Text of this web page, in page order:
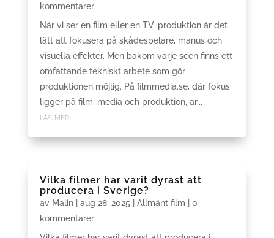
kommentarer
När vi ser en film eller en TV-produktion är det
lätt att fokusera på skådespelare, manus och
visuella effekter. Men bakom varje scen finns ett
omfattande tekniskt arbete som gör
produktionen möjlig. På filmmedia.se, där fokus
ligger på film, media och produktion, är...
läs mer
Vilka filmer har varit dyrast att
producera i Sverige?
av Malin| aug 28, 2025 Allmänt film | 0
kommentarer